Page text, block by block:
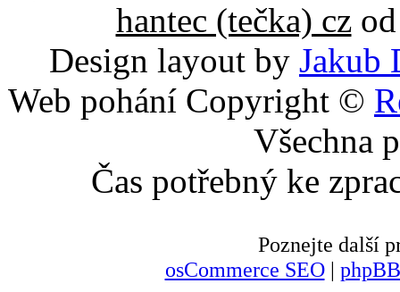
hantec (tečka) czod
Design layout by Jakub
Web pohání Copyright ©
Všechna
Čas potřebný ke
Poznejte další
osCommerce SEO|